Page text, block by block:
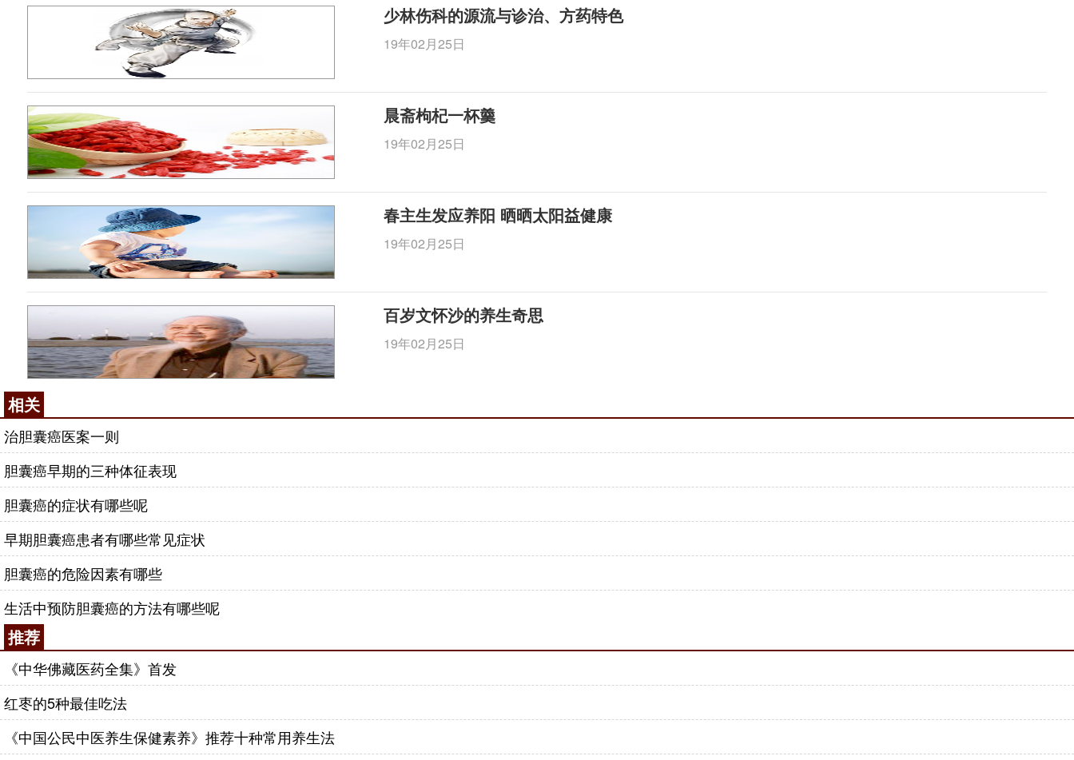
少林伤科的源流与诊治、方药特色
19年02月25日
晨斋枸杞一杯羹
19年02月25日
春主生发应养阳 晒晒太阳益健康
19年02月25日
百岁文怀沙的养生奇思
19年02月25日
相关
治胆囊癌医案一则
胆囊癌早期的三种体征表现
胆囊癌的症状有哪些呢
早期胆囊癌患者有哪些常见症状
胆囊癌的危险因素有哪些
生活中预防胆囊癌的方法有哪些呢
推荐
《中华佛藏医药全集》首发
红枣的5种最佳吃法
《中国公民中医养生保健素养》推荐十种常用养生法